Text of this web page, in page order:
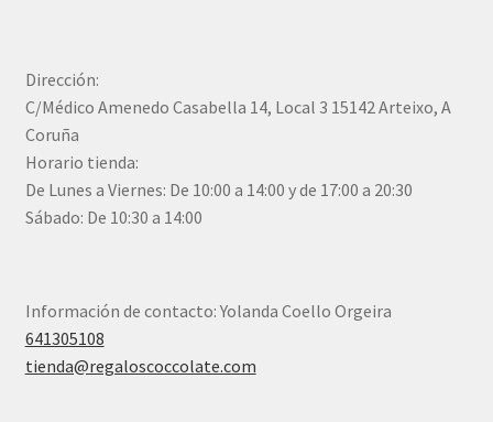
Dirección:
C/Médico Amenedo Casabella 14, Local 3 15142 Arteixo, A
Coruña
Horario tienda:
De Lunes a Viernes: De 10:00 a 14:00 y de 17:00 a 20:30
Sábado: De 10:30 a 14:00
Información de contacto: Yolanda Coello Orgeira
641305108
tienda@regaloscoccolate.com